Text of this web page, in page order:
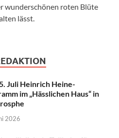
wunderschönen roten Blüte
lässt.
Juli Heinrich Heine-
im „Hässlichen Haus“ in
2026